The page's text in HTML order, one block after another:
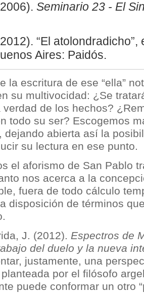
Seminario 23 - El
“El atolondradicho”,
Aires: Paidós.
la escritura de ese “ella”
su multivocidad: ¿Se
verdad de los hechos?
todo su ser? Escogemos
dejando abierta así la
su lectura en ese punto.
el aforismo de San Pablo
nos acerca a la
fuera de todo cálculo
disposición de términos
J. (2012). Espectros de
del duelo y la nueva
justamente, una
por el filósofo
puede conformar un otro